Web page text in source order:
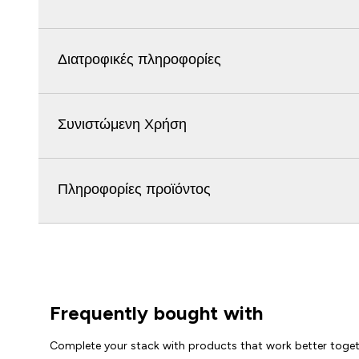
Διατροφικές πληροφορίες
Συνιστώμενη Χρήση
Πληροφορίες προϊόντος
Frequently bought with
Complete your stack with products that work better